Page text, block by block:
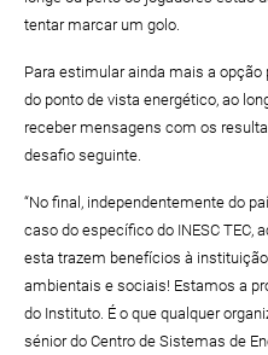
tentar marcar um golo.
Para estimular ainda mais a
do ponto de vista energético, ao
receber mensagens com os
desafio seguinte.
“No final, independentemente do
caso do específico do INESC
esta trazem benefícios à
ambientais e sociais! Estamos a
do Instituto. É o que qualquer
sénior do Centro de Sistemas de